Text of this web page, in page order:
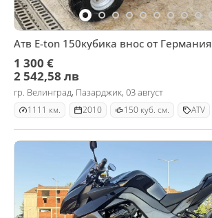
Атв E-ton 150кубика внос от Германия
1 300 €
2 542,58 лв
гр. Велинград, Пазарджик, 03 август
1111 км. 2010 150 куб. см. ATV